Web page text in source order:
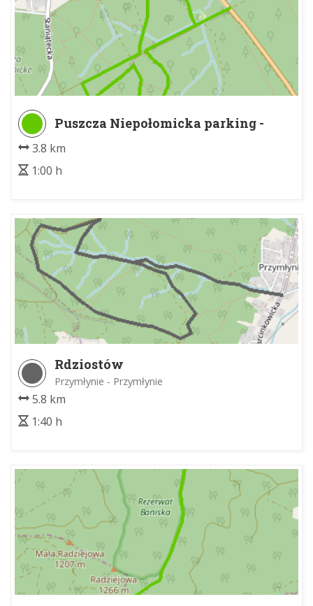
Puszcza Niepołomicka parking -
Puszcza Niepołomnicka rozdroże
3.8 km
1:00 h
Rdziostów
Przymłynie - Przymłynie
5.8 km
1:40 h